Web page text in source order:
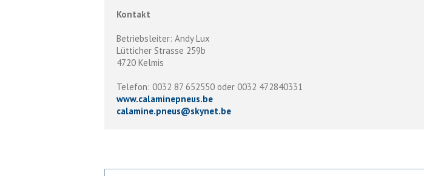
Kontakt
Betriebsleiter: Andy Lux
Lütticher Strasse 259b
4720 Kelmis
Telefon: 0032 87 652550 oder 0032 472840331
www.calaminepneus.be
calamine.pneus@skynet.be